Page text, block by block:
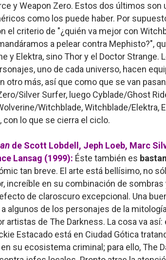
y Weapon Zero. Estos dos últimos son
como los puede haber. Por
el criterio de "¿quién va mejor con
a pelear contra Mephisto?",
y Elektra, sino Thor y el Doctor Strange.
uno de cada universo, hacen
otro más, así que como que se van
Silver Surfer, luego Cyblade/Ghost
Witchblade, Witchblade/Elektra,
con lo que se cierra el ciclo.
de Scott Lobdell, Jeph Loeb, Marc
Lansag (1999): Éste también es
tan breve. El arte está bellísimo, no
increíble en su combinación de sombras
de claroscuro excepcional. Una
algunos de los personajes de la
artistas de The Darkness. La cosa va así:
Estacado está en Ciudad Gótica
su ecosistema criminal; para ello, The